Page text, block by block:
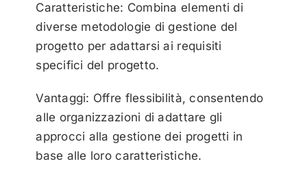
Caratteristiche: Combina elementi di
diverse metodologie di gestione del
progetto per adattarsi ai requisiti
specifici del progetto.
Vantaggi: Offre flessibilità, consentendo
alle organizzazioni di adattare gli
approcci alla gestione dei progetti in
base alle loro caratteristiche.